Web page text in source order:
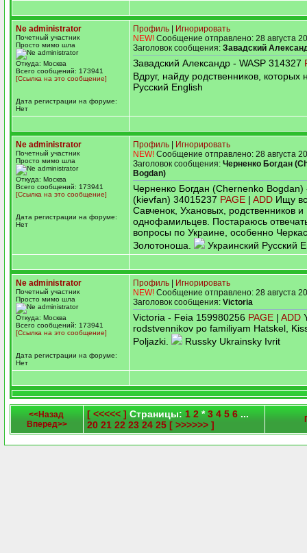
Ne administrator
Почетный участник
Просто мимо шла
Откуда: Москва
Всего сообщений: 173941
[Ссылка на это сообщение]
Дата регистрации на форуме:
Нет
Профиль
Игнорировать
NEW! Сообщение отправлено: 28 августа
Заголовок сообщения: Завадский
Завадский Александр - WASP 314327
Вдруг, найду родственников,
Русский English
Ne administrator
Почетный участник
Просто мимо шла
Откуда: Москва
Всего сообщений: 173941
[Ссылка на это сообщение]
Дата регистрации на форуме:
Нет
Профиль
Игнорировать
NEW! Сообщение отправлено: 28 августа
Заголовок сообщения: Черненко Богдан
Bogdan)
Черненко Богдан (Chernenko
(kievfan) 34015237 PAGE | ADD Ищу
Савченок, Ухановых, родственников и
однофамильцев. Постараюсь
вопросы по Украине, особенно
Золотоноша.
Украинский Русский
Ne administrator
Почетный участник
Просто мимо шла
Откуда: Москва
Всего сообщений: 173941
[Ссылка на это сообщение]
Дата регистрации на форуме:
Нет
Профиль
Игнорировать
NEW! Сообщение отправлено: 28 августа
Заголовок сообщения: Victoria
Victoria - Feia 159980256 PAGE | ADD
rodstvennikov po familiyam Hatskel,
Poljazki.
Russky Ukrainsky Ivrit
<<Назад
Вперед>>
[ <<<<< ] Страницы: 1 2 *3 4 5 6 ...
20 21 22 23 24 25 [ >>>>>> ]